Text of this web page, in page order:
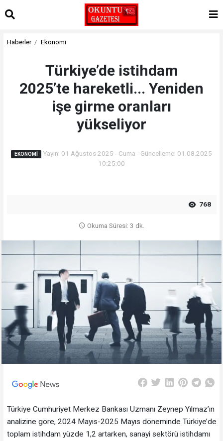
Haberler Ekonomi
Türkiye’de istihdam
2025’te hareketli... Yeniden
işe girme oranları
yükseliyor
EKONOMI Yayın: 01 Ağustos 2025 - Cuma - Güncelleme: 01.08.2025
10:25:00
768
Okuma Süresi: 3 dk.
Türkiye Cumhuriyet Merkez Bankası Uzmanı Zeynep Yılmaz’ın
analizine göre, 2024 Mayıs-2025 Mayıs döneminde Türkiye’de
toplam istihdam yüzde 1,2 artarken, sanayi sektörü istihdamı